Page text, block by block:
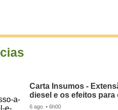
Carta Insumos -
diesel e os efeitos para
6 ago. • 6h00